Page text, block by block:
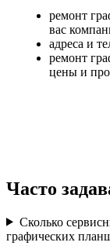
ремонт
вас
адреса и
ремонт
цены и
Часто
Сколько
графических